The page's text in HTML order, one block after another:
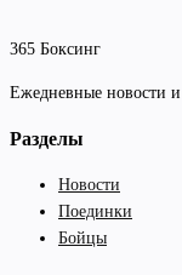
365 Боксинг
Ежедневные новости
Разделы
Новости
Поединки
Бойцы